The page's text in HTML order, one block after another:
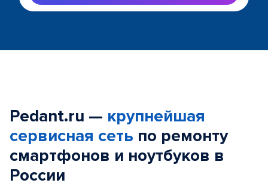
Pedant.ru — крупнейшая
сервисная сеть по ремонту
смартфонов и ноутбуков в
России